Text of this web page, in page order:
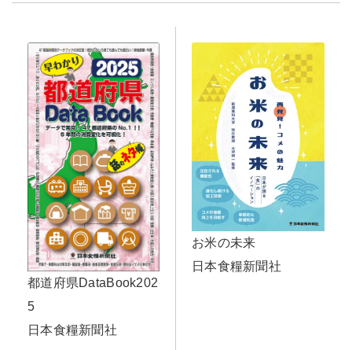
都道府県DataBook202
5
日本食糧新聞社
お米の未来
日本食糧新聞社